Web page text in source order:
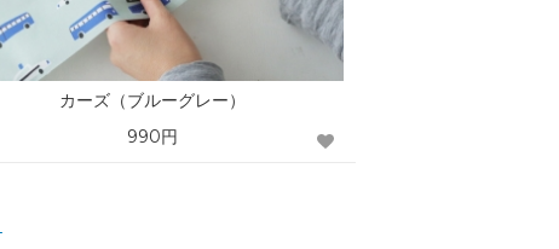
カーズ（ブルーグレー）
990円